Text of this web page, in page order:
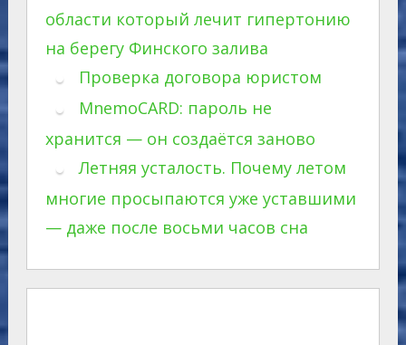
области который лечит гипертонию
на берегу Финского залива
Проверка договора юристом
MnemoCARD: пароль не
хранится — он создаётся заново
Летняя усталость. Почему летом
многие просыпаются уже уставшими
— даже после восьми часов сна